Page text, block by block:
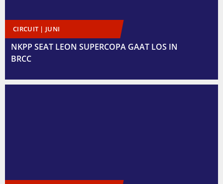
CIRCUIT | JUNI
NKPP SEAT LEON SUPERCOPA GAAT LOS IN
BRCC